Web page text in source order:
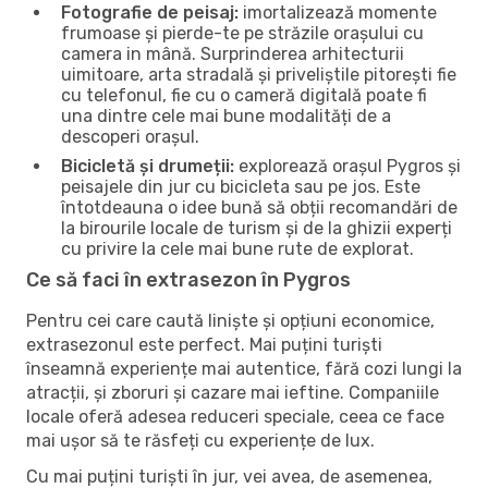
Fotografie de peisaj: imortalizează momente
frumoase și pierde-te pe străzile orașului cu
camera in mână. Surprinderea arhitecturii
uimitoare, arta stradală și priveliștile pitorești fie
cu telefonul, fie cu o cameră digitală poate fi
una dintre cele mai bune modalități de a
descoperi orașul.
Bicicletă și drumeții: explorează orașul Pygros și
peisajele din jur cu bicicleta sau pe jos. Este
întotdeauna o idee bună să obții recomandări de
la birourile locale de turism și de la ghizii experți
cu privire la cele mai bune rute de explorat.
Ce să faci în extrasezon în Pygros
Pentru cei care caută liniște și opțiuni economice,
extrasezonul este perfect. Mai puțini turiști
înseamnă experiențe mai autentice, fără cozi lungi la
atracții, și zboruri și cazare mai ieftine. Companiile
locale oferă adesea reduceri speciale, ceea ce face
mai ușor să te răsfeți cu experiențe de lux.
Cu mai puțini turiști în jur, vei avea, de asemenea,